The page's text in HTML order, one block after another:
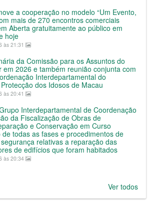
a cooperação no modelo “Um Evento,
mais de 270 encontros comerciais
Aberta gratuitamente ao público em
hoje
às 21:31
da Comissão para os Assuntos do
em 2026 e também reunião conjunta com
Interdepartamental do
dos Idosos de Macau
às 20:41
Interdepartamental de Coordenação
da Fiscalização de Obras de
e Conservação em Curso
de todas as fases e procedimentos de
relativas a reparação das
de edifícios que foram habitados
às 20:34
Ver todos